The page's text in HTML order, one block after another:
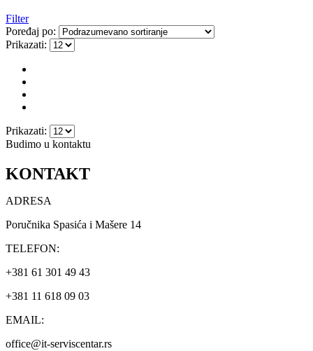
Filter
Poređaj po:
Prikazati:
Prikazati:
Budimo u kontaktu
KONTAKT
ADRESA
Poručnika Spasića i Mašere 14
TELEFON:
+381 61 301 49 43
+381 11 618 09 03
EMAIL:
office@it-serviscentar.rs